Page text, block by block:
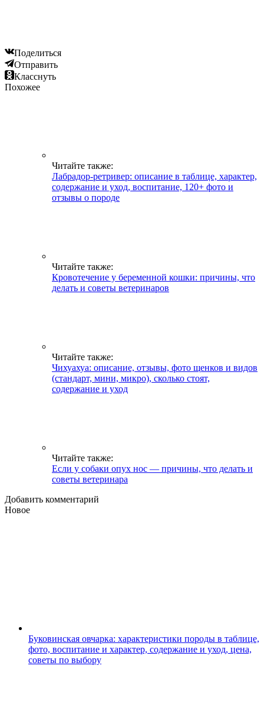
Поделиться
Отправить
Класснуть
Похожее
Читайте также:
Лабрадор-ретривер: описание в таблице, характер,
содержание и уход, воспитание, 120+ фото и
отзывы о породе
Читайте также:
Кровотечение у беременной кошки: причины, что
делать и советы ветеринаров
Читайте также:
Чихуахуа: описание, отзывы, фото щенков и видов
(стандарт, мини, микро), сколько стоят,
содержание и уход
Читайте также:
Если у собаки опух нос — причины, что делать и
советы ветеринара
Добавить комментарий
Новое
Буковинская овчарка: характеристики породы в таблице,
фото, воспитание и характер, содержание и уход, цена,
советы по выбору